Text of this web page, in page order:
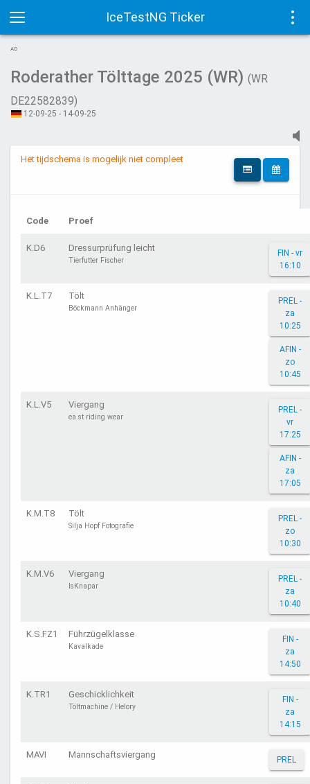
IceTestNG Ticker
Toggle
navigation
AD
Roderather Tölttage 2025 (WR) (WR
DE22582839)
12-09-25 - 14-09-25
Het tijdschema is mogelijk niet compleet
Code Proef
K.D6 Dressurprüfung leicht
Tierfutter Fischer
FIN - vr
16:10
K.L.T7 Tölt
Böckmann Anhänger
PREL -
za
10:25
AFIN -
zo
10:45
K.L.V5 Viergang
ea.st riding wear
PREL -
vr
17:25
AFIN -
za
17:05
K.M.T8 Tölt
Silja Hopf Fotografie
PREL -
zo
10:30
K.M.V6 Viergang
IsKnapar
PREL -
za
10:40
K.S.FZ1 Führzügelklasse
Kavalkade
FIN -
za
14:50
K.TR1 Geschicklichkeit
Töltmachine / Helory
FIN -
za
14:15
MAVI Mannschaftsviergang PREL